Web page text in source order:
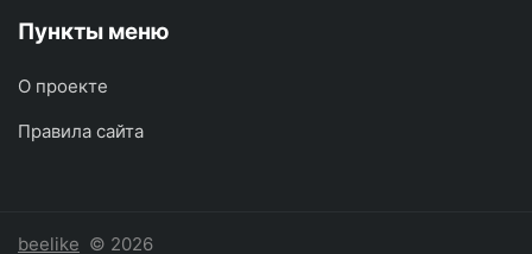
Пункты меню
О проекте
Правила сайта
beelike © 2026